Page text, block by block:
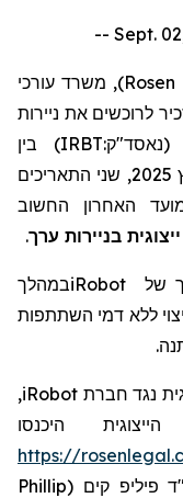
), משרד עורכי
לרוכשים את ניירות
(נאסד"קIRBT:) בין
2025, שני התאריכים
האחרון החשוב
בניירות ערך.
של iRobotבמהלך
ללא דמי השתתפות
נגד חברת iRobot
,
היכנסו
https://
פיליפ קים (Phillip